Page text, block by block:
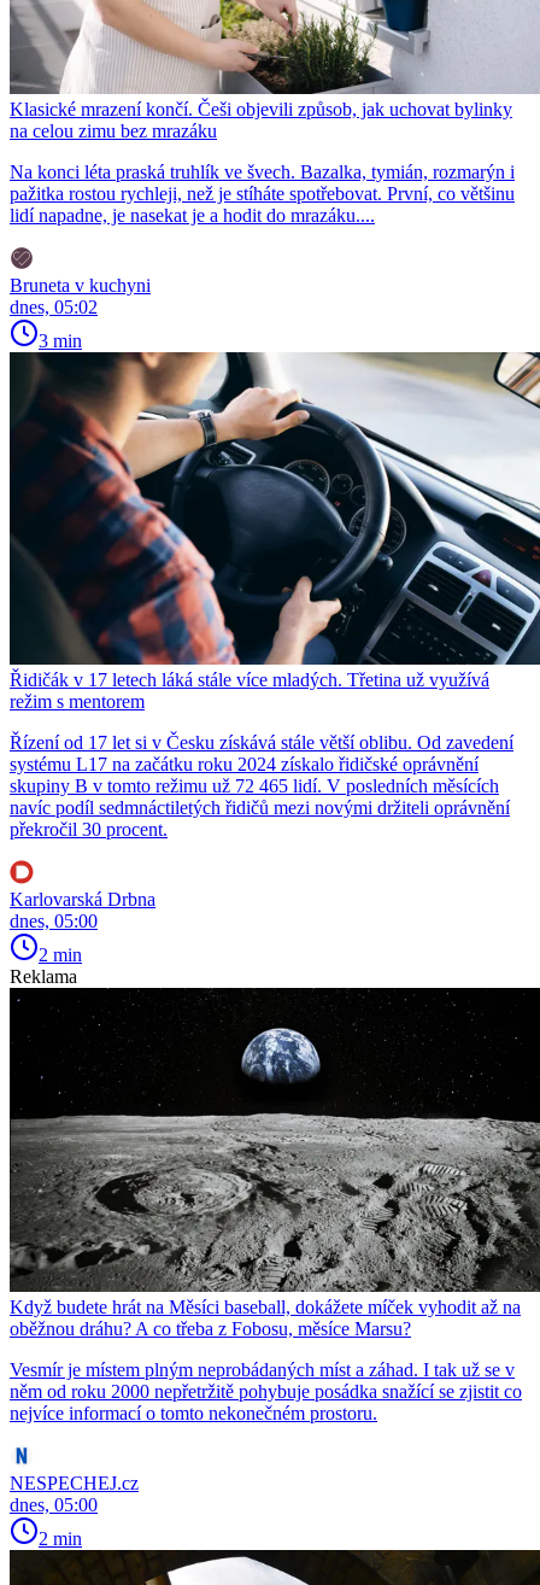
Klasické mrazení končí. Češi objevili způsob, jak uchovat bylinky
na celou zimu bez mrazáku
Na konci léta praská truhlík ve švech. Bazalka, tymián, rozmarýn i
pažitka rostou rychleji, než je stíháte spotřebovat. První, co většinu
lidí napadne, je nasekat je a hodit do mrazáku....
Bruneta v kuchyni
dnes, 05:02
3 min
Řidičák v 17 letech láká stále více mladých. Třetina už využívá
režim s mentorem
Řízení od 17 let si v Česku získává stále větší oblibu. Od zavedení
systému L17 na začátku roku 2024 získalo řidičské oprávnění
skupiny B v tomto režimu už 72 465 lidí. V posledních měsících
navíc podíl sedmnáctiletých řidičů mezi novými držiteli oprávnění
překročil 30 procent.
Karlovarská Drbna
dnes, 05:00
2 min
Reklama
Když budete hrát na Měsíci baseball, dokážete míček vyhodit až na
oběžnou dráhu? A co třeba z Fobosu, měsíce Marsu?
Vesmír je místem plným neprobádaných míst a záhad. I tak už se v
něm od roku 2000 nepřetržitě pohybuje posádka snažící se zjistit co
nejvíce informací o tomto nekonečném prostoru.
NESPECHEJ.cz
dnes, 05:00
2 min